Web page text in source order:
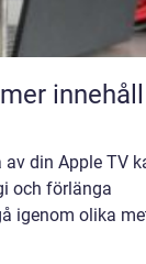
din Apple TV
och förlänga
igenom olika